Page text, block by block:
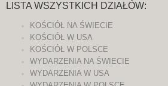
LISTA WSZYSTKICH DZIAŁÓW:
KOŚCIÓŁ NA ŚWIECIE
KOŚCIÓŁ W USA
KOŚCIÓŁ W POLSCE
WYDARZENIA NA ŚWIECIE
WYDARZENIA W USA